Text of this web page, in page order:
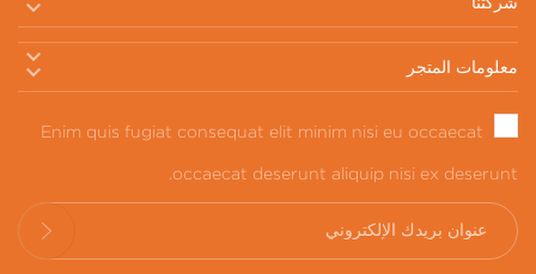
شركتنا


معلومات المتجر 
Enim quis fugiat consequat elit minim nisi eu occaecat
occaecat deserunt aliquip nisi ex deserunt.